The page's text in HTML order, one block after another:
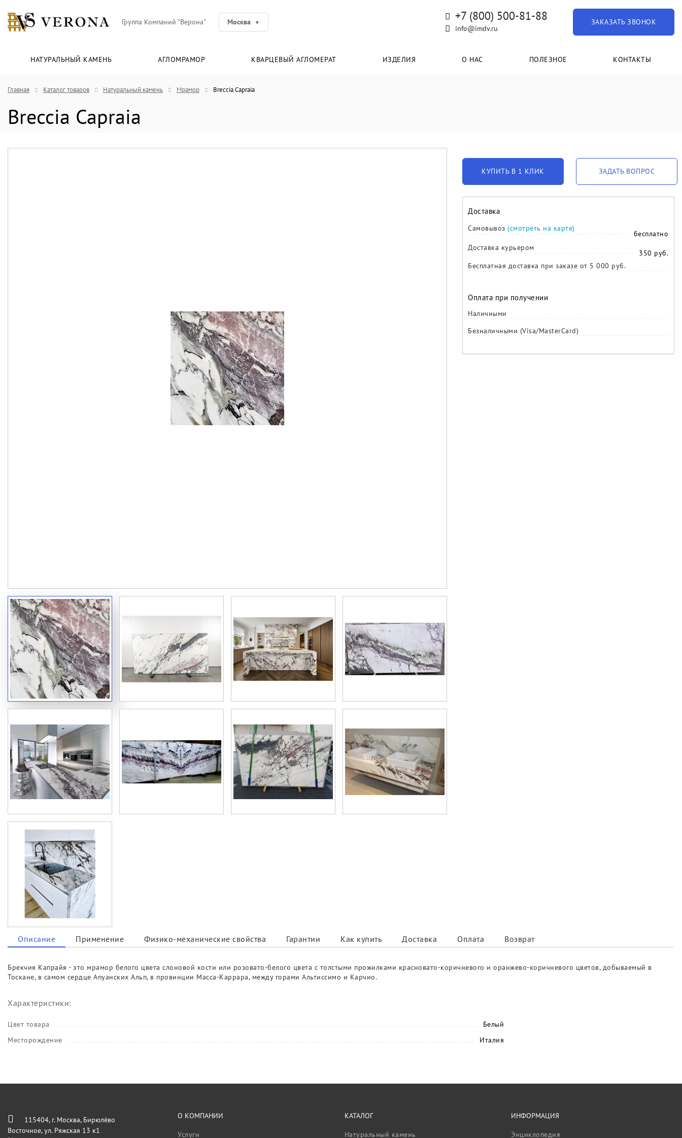
Группа Компаний "Верона" Москва +7 (800) 500-81-88
info@imdv.ru
ЗАКАЗАТЬ ЗВОНОК
НАТУРАЛЬНЫЙ КАМЕНЬ АГЛОМРАМОР КВАРЦЕВЫЙ АГЛОМЕРАТ ИЗДЕЛИЯ О НАС ПОЛЕЗНОЕ КОНТАКТЫ
Главная Каталог товаров Натуральный камень Мрамор Breccia Capraia
Breccia Capraia
КУПИТЬ В 1 КЛИК ЗАДАТЬ ВОПРОС
Доставка
Самовывоз (смотреть на карте)
бесплатно
Доставка курьером
350 руб.
Бесплатная доставка при заказе от 5 000 руб.
Оплата при получении
Наличными
Безналичными (Visa/MasterCard)
Описание Применение Физико-механические свойства Гарантии Как купить Доставка Оплата Возврат
Брекчия Капрайя - это мрамор белого цвета слоновой кости или розовато-белого цвета с толстыми прожилками красновато-коричневого и оранжево-коричневого цветов, добываемый в
Тоскане, в самом сердце Апуанских Альп, в провинции Масса-Каррара, между горами Альтиссимо и Карчио.
Характеристики:
Цвет товара
Белый
Месторождение
Италия
115404, г. Москва, Бирюлёво
Восточное, ул. Ряжская 13 к1
О КОМПАНИИ
Услуги
КАТАЛОГ
Натуральный камень
ИНФОРМАЦИЯ
Энциклопедия